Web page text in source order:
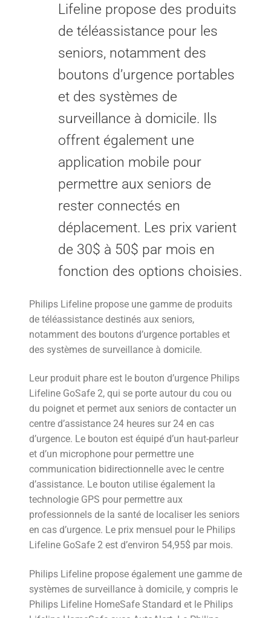
Lifeline propose des produits
de téléassistance pour les
seniors, notamment des
boutons d’urgence portables
et des systèmes de
surveillance à domicile. Ils
offrent également une
application mobile pour
permettre aux seniors de
rester connectés en
déplacement. Les prix varient
de 30$ à 50$ par mois en
fonction des options choisies.
Philips Lifeline propose une gamme de produits
de téléassistance destinés aux seniors,
notamment des boutons d’urgence portables et
des systèmes de surveillance à domicile.
Leur produit phare est le bouton d’urgence Philips
Lifeline GoSafe 2, qui se porte autour du cou ou
du poignet et permet aux seniors de contacter un
centre d’assistance 24 heures sur 24 en cas
d’urgence. Le bouton est équipé d’un haut-parleur
et d’un microphone pour permettre une
communication bidirectionnelle avec le centre
d’assistance. Le bouton utilise également la
technologie GPS pour permettre aux
professionnels de la santé de localiser les seniors
en cas d’urgence. Le prix mensuel pour le Philips
Lifeline GoSafe 2 est d’environ 54,95$ par mois.
Philips Lifeline propose également une gamme de
systèmes de surveillance à domicile, y compris le
Philips Lifeline HomeSafe Standard et le Philips